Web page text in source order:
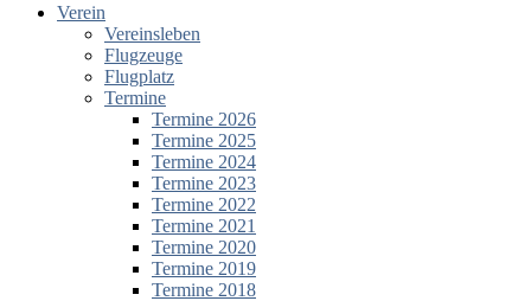
Verein
Vereinsleben
Flugzeuge
Flugplatz
Termine
Termine 2026
Termine 2025
Termine 2024
Termine 2023
Termine 2022
Termine 2021
Termine 2020
Termine 2019
Termine 2018